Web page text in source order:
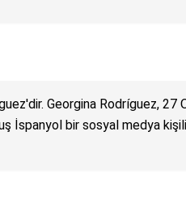
Georgina Rodríguez, 27
İspanyol bir sosyal medya